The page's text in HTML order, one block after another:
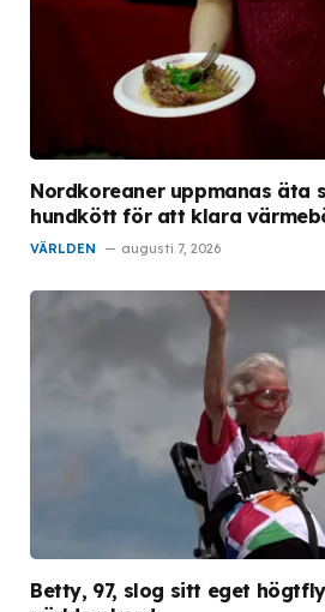
Nordkoreaner uppmanas äta
hundkött för att klara
VÄRLDEN augusti 7, 2026
Betty, 97, slog sitt eget